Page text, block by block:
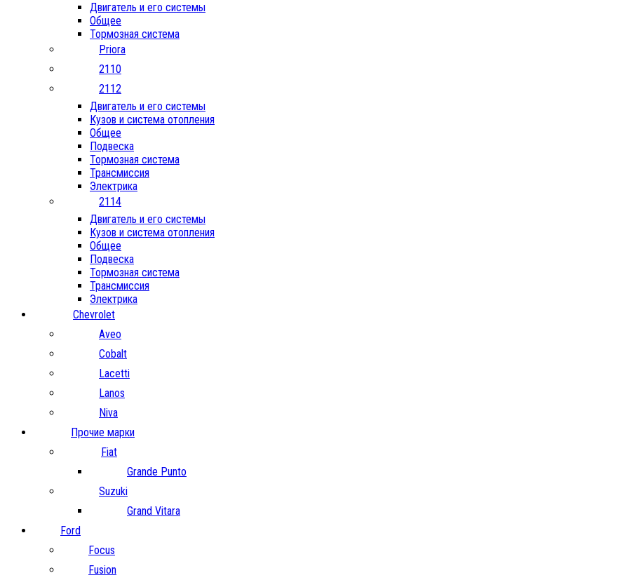
Двигатель и его системы
Общее
Тормозная система
Priora
2110
2112
Двигатель и его системы
Кузов и система отопления
Общее
Подвеска
Тормозная система
Трансмиссия
Электрика
2114
Двигатель и его системы
Кузов и система отопления
Общее
Подвеска
Тормозная система
Трансмиссия
Электрика
Chevrolet
Aveo
Cobalt
Lacetti
Lanos
Niva
Прочие марки
Fiat
Grande Punto
Suzuki
Grand Vitara
Ford
Focus
Fusion